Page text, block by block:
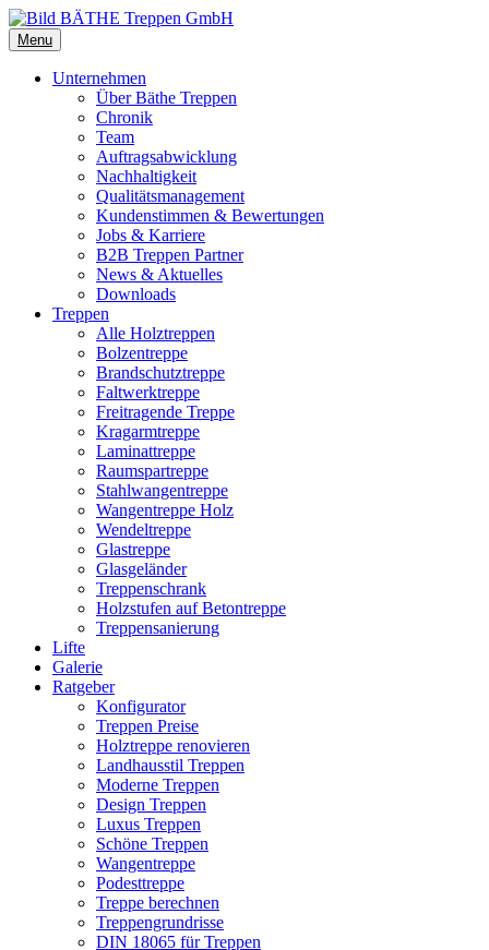
Menu
Unternehmen
Über Bäthe Treppen
Chronik
Team
Auftragsabwicklung
Nachhaltigkeit
Qualitätsmanagement
Kundenstimmen & Bewertungen
Jobs & Karriere
B2B Treppen Partner
News & Aktuelles
Downloads
Treppen
Alle Holztreppen
Bolzentreppe
Brandschutztreppe
Faltwerktreppe
Freitragende Treppe
Kragarmtreppe
Laminattreppe
Raumspartreppe
Stahlwangentreppe
Wangentreppe Holz
Wendeltreppe
Glastreppe
Glasgeländer
Treppenschrank
Holzstufen auf Betontreppe
Treppensanierung
Lifte
Galerie
Ratgeber
Konfigurator
Treppen Preise
Holztreppe renovieren
Landhausstil Treppen
Moderne Treppen
Design Treppen
Luxus Treppen
Schöne Treppen
Wangentreppe
Podesttreppe
Treppe berechnen
Treppengrundrisse
DIN 18065 für Treppen